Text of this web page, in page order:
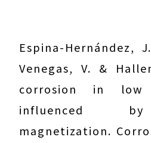
Espina-Hernández,
Venegas, V. &
corrosion in low
influenced
magnetization.